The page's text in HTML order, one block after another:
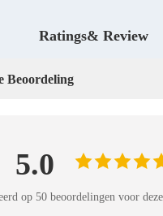
Ratings& Review
Beoordeling
5.0
op 50 beoordelingen voor